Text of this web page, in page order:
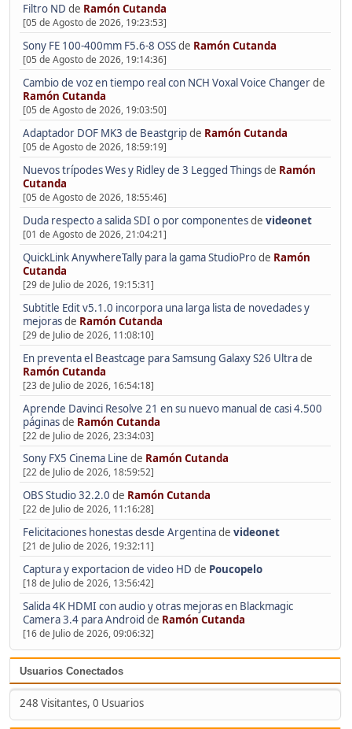
Filtro ND de Ramón Cutanda
[05 de Agosto de 2026, 19:23:53]
Sony FE 100-400mm F5.6-8 OSSde Ramón Cutanda
[05 de Agosto de 2026, 19:14:36]
Cambio de voz en tiempo real con NCH Voxal Voice Changerde
Ramón Cutanda
[05 de Agosto de 2026, 19:03:50]
Adaptador DOF MK3 de Beastgripde Ramón Cutanda
[05 de Agosto de 2026, 18:59:19]
Nuevos trípodes Wes y Ridley de 3 Legged Thingsde Ramón
Cutanda
[05 de Agosto de 2026, 18:55:46]
Duda respecto a salida SDI o por componentesde videonet
[01 de Agosto de 2026, 21:04:21]
QuickLink AnywhereTally para la gama StudioProde Ramón
Cutanda
[29 de Julio de 2026, 19:15:31]
Subtitle Edit v5.1.0 incorpora una larga lista de novedades y
mejorasde Ramón Cutanda
[29 de Julio de 2026, 11:08:10]
En preventa el Beastcage para Samsung Galaxy S26 Ultrade
Ramón Cutanda
[23 de Julio de 2026, 16:54:18]
Aprende Davinci Resolve 21 en su nuevo manual de casi 4.500
páginasde Ramón Cutanda
[22 de Julio de 2026, 23:34:03]
Sony FX5 Cinema Line de Ramón Cutanda
[22 de Julio de 2026, 18:59:52]
OBS Studio 32.2.0 de Ramón Cutanda
[22 de Julio de 2026, 11:16:28]
Felicitaciones honestas desde Argentinade videonet
[21 de Julio de 2026, 19:32:11]
Captura y exportacion de video HD de Poucopelo
[18 de Julio de 2026, 13:56:42]
Salida 4K HDMI con audio y otras mejoras en Blackmagic
Camera 3.4 para Android de Ramón Cutanda
[16 de Julio de 2026, 09:06:32]
Usuarios Conectados
248 Visitantes, 0 Usuarios